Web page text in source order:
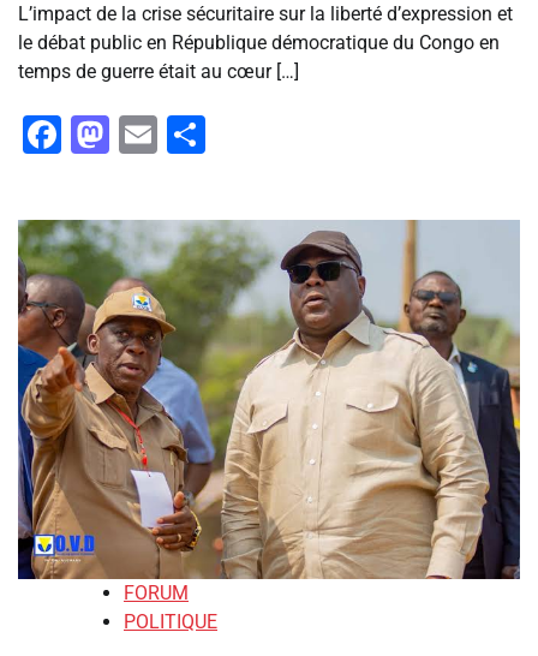
L’impact de la crise sécuritaire sur la liberté d’expression et
le débat public en République démocratique du Congo en
temps de guerre était au cœur […]
Facebook
Mastodon
Email
FORUM
POLITIQUE